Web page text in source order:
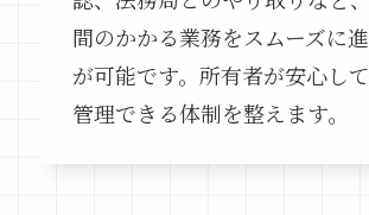
間のかかる業務をスムーズに
が可能です。所有者が安心し
管理できる体制を整えます。